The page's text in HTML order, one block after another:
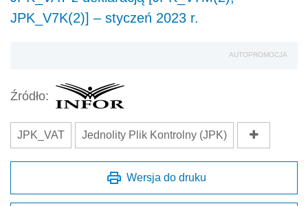
JPK_V7K(2)] – styczeń 2023 r.
AUTOPROMOCJA
Źródło:
JPK_VAT Jednolity Plik Kontrolny (JPK)
Wersja do druku